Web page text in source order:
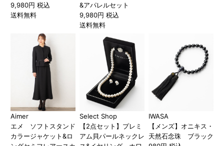
9,980円 税込
送料無料
&アパレルセット
9,980円 税込
送料無料
Aimer
エメ ソフトスタンド
カラージャケット&ロ
Select Shop
【2点セット】プレミ
アム貝パールネックレ
IWASA
【メンズ】オニキス・
天然石念珠 ブラック